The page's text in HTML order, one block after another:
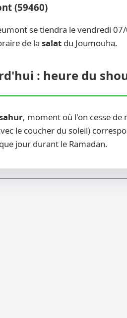
(59460)
se tiendra le vendredi
de la salat du Joumouha.
: heure du
, moment où l'on cesse de
le coucher du soleil)
jour durant le Ramadan.